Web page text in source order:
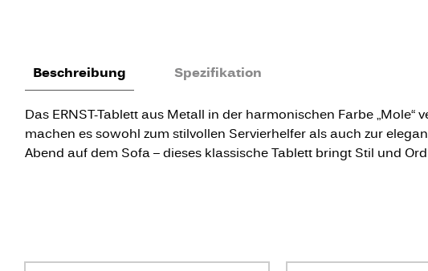
Beschreibung Spezifikation
Das ERNST-Tablett aus Metall in der harmonischen Farbe
machen es sowohl zum stilvollen Servierhelfer als auch zur
Abend auf dem Sofa – dieses klassische Tablett bringt Stil und